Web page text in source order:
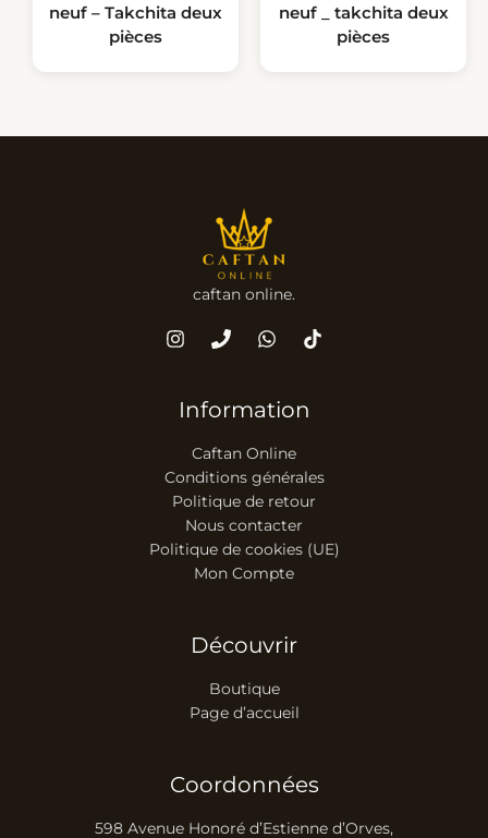
neuf – Takchita deux
pièces
neuf _ takchita deux
pièces
caftan online.
Information
Caftan Online
Conditions générales
Politique de retour
Nous contacter
Politique de cookies (UE)
Mon Compte
Découvrir
Boutique
Page d’accueil
Coordonnées
598 Avenue Honoré d’Estienne d’Orves,